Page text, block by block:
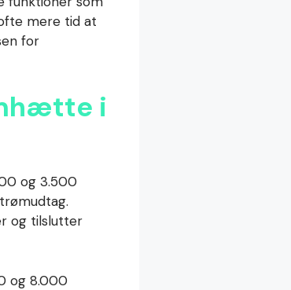
mere tid at
for
i
og 3.500
og tilslutter
og 8.000